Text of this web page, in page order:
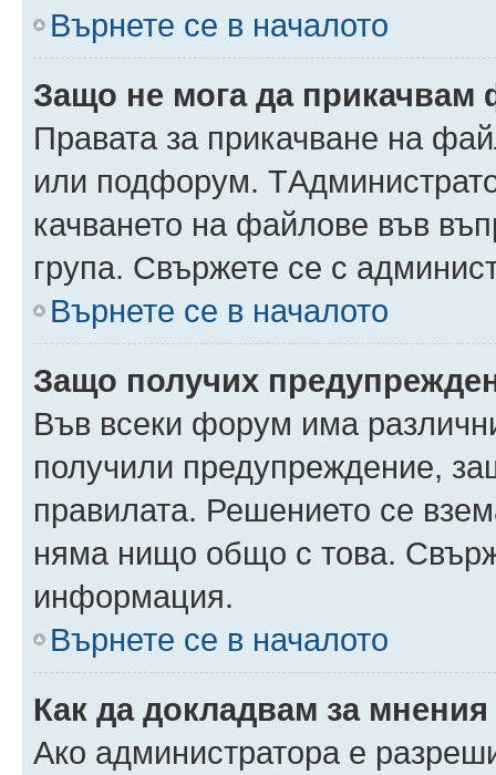
Върнете се в началото
Защо не мога да прикачвам
Правата за прикачване на
или подфорум.
качването на файлове във
група. Свържете се с
Върнете се в началото
Защо получих
Във всеки форум има
получили предупреждение,
правилата. Решението се
няма нищо общо с това.
информация.
Върнете се в началото
Как да докладвам за
Ако администратора е